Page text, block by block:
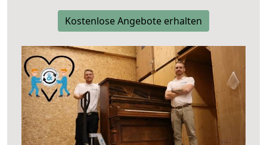
Kostenlose Angebote erhalten